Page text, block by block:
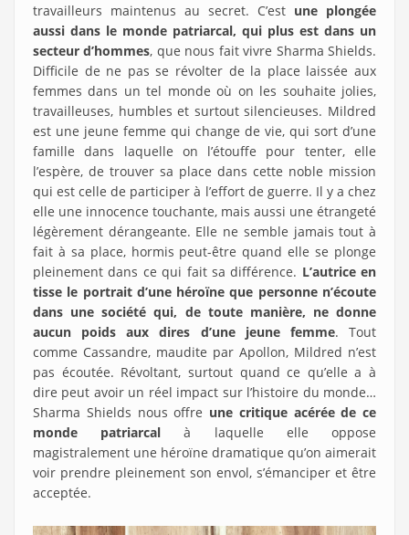
travailleurs maintenus au secret. C’est une plongée
aussi dans le monde patriarcal, qui plus est dans un
secteur d’hommes, que nous fait vivre Sharma Shields.
Difficile de ne pas se révolter de la place laissée aux
femmes dans un tel monde où on les souhaite jolies,
travailleuses, humbles et surtout silencieuses. Mildred
est une jeune femme qui change de vie, qui sort d’une
famille dans laquelle on l’étouffe pour tenter, elle
l’espère, de trouver sa place dans cette noble mission
qui est celle de participer à l’effort de guerre. Il y a chez
elle une innocence touchante, mais aussi une étrangeté
légèrement dérangeante. Elle ne semble jamais tout à
fait à sa place, hormis peut-être quand elle se plonge
pleinement dans ce qui fait sa différence. L’autrice en
tisse le portrait d’une héroïne que personne n’écoute
dans une société qui, de toute manière, ne donne
aucun poids aux dires d’une jeune femme. Tout
comme Cassandre, maudite par Apollon, Mildred n’est
pas écoutée. Révoltant, surtout quand ce qu’elle a à
dire peut avoir un réel impact sur l’histoire du monde…
Sharma Shields nous offre une critique acérée de ce
monde patriarcal à laquelle elle oppose
magistralement une héroïne dramatique qu’on aimerait
voir prendre pleinement son envol, s’émanciper et être
acceptée.